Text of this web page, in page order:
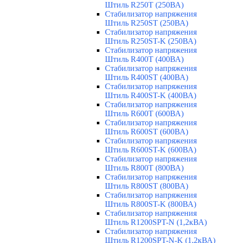
Штиль R250T (250ВА)
Стабилизатор напряжения
Штиль R250ST (250ВА)
Стабилизатор напряжения
Штиль R250ST-K (250ВА)
Стабилизатор напряжения
Штиль R400T (400ВА)
Стабилизатор напряжения
Штиль R400ST (400ВА)
Стабилизатор напряжения
Штиль R400ST-K (400ВА)
Стабилизатор напряжения
Штиль R600T (600ВА)
Стабилизатор напряжения
Штиль R600ST (600ВА)
Стабилизатор напряжения
Штиль R600ST-K (600ВА)
Стабилизатор напряжения
Штиль R800T (800ВА)
Стабилизатор напряжения
Штиль R800ST (800ВА)
Стабилизатор напряжения
Штиль R800ST-K (800ВА)
Стабилизатор напряжения
Штиль R1200SPT-N (1,2кВА)
Стабилизатор напряжения
Штиль R1200SPT-N-K (1,2кВА)